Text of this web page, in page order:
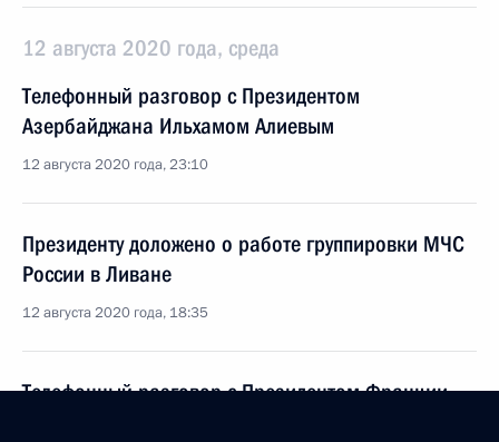
12 августа 2020 года, среда
Телефонный разговор с Президентом
Азербайджана Ильхамом Алиевым
12 августа 2020 года, 23:10
Президенту доложено о работе группировки МЧС
России в Ливане
12 августа 2020 года, 18:35
Телефонный разговор с Президентом Франции